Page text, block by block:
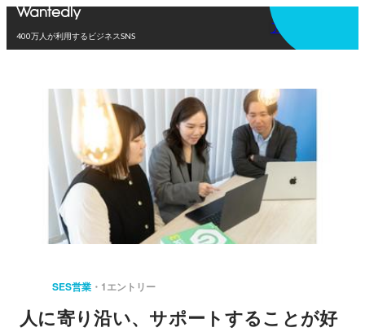
400万人が利用するビジネスSNS
アプリを使う
SES営業 1エントリー
人に寄り沿い、サポートすることが好